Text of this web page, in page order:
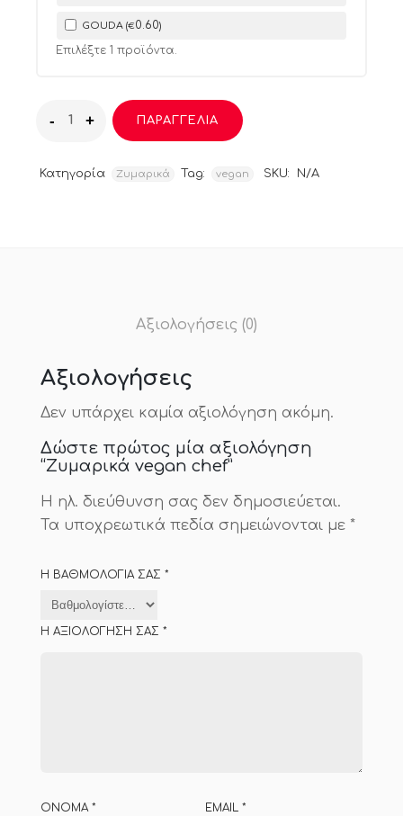
GOUDA (€ 0.60)
Επιλέξτε 1 προϊόντα.
ΠΑΡΑΓΓΕΛΙΑ
Κατηγορία Ζυμαρικά Tag: vegan SKU: N/A
Αξιολογήσεις (0)
Αξιολογήσεις
Δεν υπάρχει καμία αξιολόγηση ακόμη.
Δώστε πρώτος μία αξιολόγηση
“Ζυμαρικά vegan chef”
Η ηλ. διεύθυνση σας δεν δημοσιεύεται.
Τα υποχρεωτικά πεδία σημειώνονται με *
Η ΒΑΘΜΟΛΟΓΊΑ ΣΑΣ *
Η ΑΞΙΟΛΌΓΗΣΉ ΣΑΣ *
ΌΝΟΜΑ * EMAIL *